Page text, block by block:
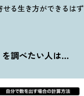
せる生き方ができるはず
を調べたい人は…